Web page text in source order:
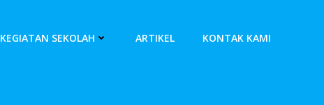
KEGIATAN SEKOLAH ARTIKEL KONTAK KAMI